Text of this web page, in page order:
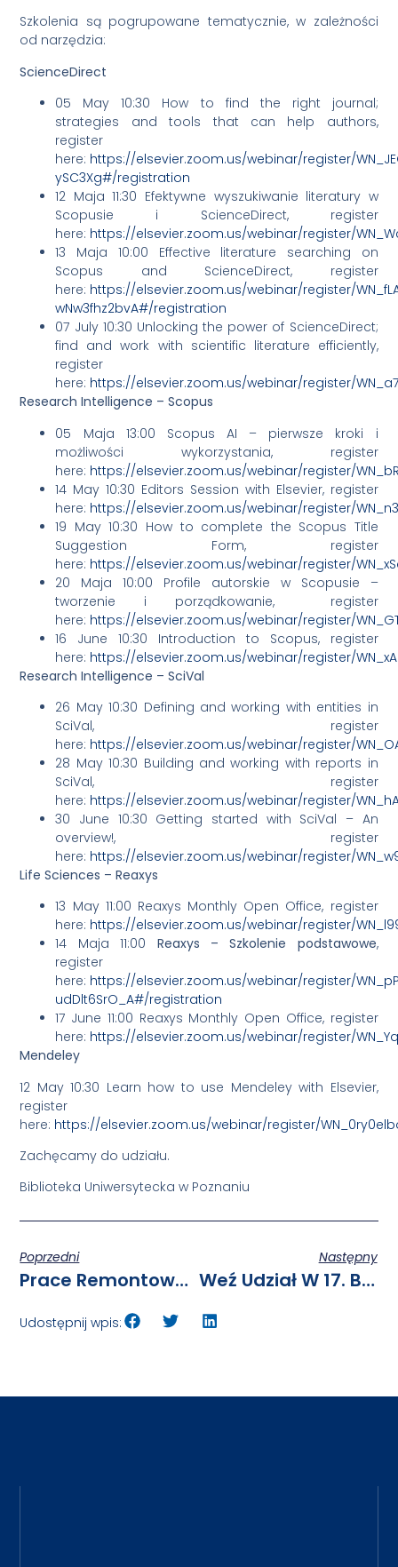
Szkolenia są pogrupowane tematycznie, w zależności
od narzędzia:
ScienceDirect
05 May 10:30 How to find the right journal;
strategies and tools that can help authors,
register
here: https://elsevier.zoom.us/webinar/register/
ySC3Xg#/registration
12 Maja 11:30 Efektywne wyszukiwanie literatury w
Scopusie i ScienceDirect, register
here: https://elsevier.zoom.us/webinar/register/
13 Maja 10:00 Effective literature searching on
Scopus and ScienceDirect, register
here: https://elsevier.zoom.us/webinar/register/
wNw3fhz2bvA#/registration
07 July 10:30 Unlocking the power of ScienceDirect;
find and work with scientific literature efficiently,
register
here: https://elsevier.zoom.us/webinar/register/
Research Intelligence – Scopus
05 Maja 13:00 Scopus AI – pierwsze kroki i
możliwości wykorzystania, register
here: https://elsevier.zoom.us/webinar/register/
14 May 10:30 Editors Session with Elsevier, register
here: https://elsevier.zoom.us/webinar/register/
19 May 10:30 How to complete the Scopus Title
Suggestion Form, register
here: https://elsevier.zoom.us/webinar/register/
20 Maja 10:00 Profile autorskie w Scopusie –
tworzenie i porządkowanie, register
here: https://elsevier.zoom.us/webinar/register/
16 June 10:30 Introduction to Scopus, register
here: https://elsevier.zoom.us/webinar/register/
Research Intelligence – SciVal
26 May 10:30 Defining and working with entities in
SciVal, register
here: https://elsevier.zoom.us/webinar/register/
28 May 10:30 Building and working with reports in
SciVal, register
here: https://elsevier.zoom.us/webinar/register/
30 June 10:30 Getting started with SciVal – An
overview!, register
here: https://elsevier.zoom.us/webinar/register/
Life Sciences – Reaxys
13 May 11:00 Reaxys Monthly Open Office, register
here: https://elsevier.zoom.us/webinar/register/
14 Maja 11:00 Reaxys – Szkolenie podstawowe,
register
here: https://elsevier.zoom.us/webinar/register/
udDlt6SrO_A#/registration
17 June 11:00 Reaxys Monthly Open Office, register
here: https://elsevier.zoom.us/webinar/register/
Mendeley
12 May 10:30 Learn how to use Mendeley with Elsevier,
register
here: https://elsevier.zoom.us/webinar/register/
Zachęcamy do udziału.
Biblioteka Uniwersytecka w Poznaniu
Poprzedni
Prace Remontowe Na Kampusie Morasko
Następny
Weź Udział W 17. Badaniu Jakości Kształcenia I Wygraj Nagrodę Dla Swojego Wydziału!
Udostępnij wpis: